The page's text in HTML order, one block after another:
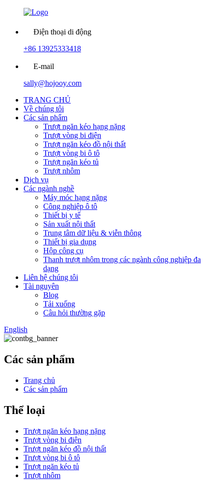
Điện thoại di động
+86 13925333418
E-mail
sally@hojooy.com
TRANG CHỦ
Về chúng tôi
Các sản phẩm
Trượt ngăn kéo hạng nặng
Trượt vòng bi điện
Trượt ngăn kéo đồ nội thất
Trượt vòng bi ô tô
Trượt ngăn kéo tủ
Trượt nhôm
Dịch vụ
Các ngành nghề
Máy móc hạng nặng
Công nghiệp ô tô
Thiết bị y tế
Sản xuất nội thất
Trung tâm dữ liệu & viễn thông
Thiết bị gia dụng
Hộp công cụ
Thanh trượt nhôm trong các ngành công nghiệp đa
dạng
Liên hệ chúng tôi
Tài nguyên
Blog
Tải xuống
Câu hỏi thường gặp
English
Các sản phẩm
Trang chủ
Các sản phẩm
Thể loại
Trượt ngăn kéo hạng nặng
Trượt vòng bi điện
Trượt ngăn kéo đồ nội thất
Trượt vòng bi ô tô
Trượt ngăn kéo tủ
Trượt nhôm